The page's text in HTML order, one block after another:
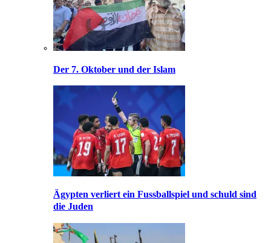
Der 7. Oktober und der Islam
Ägypten verliert ein Fussballspiel und schuld sind
die Juden